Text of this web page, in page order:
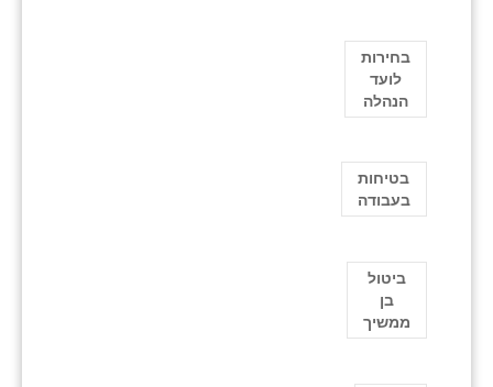
בחירות
לועד
הנהלה
בטיחות
בעבודה
ביטול
בן
ממשיך